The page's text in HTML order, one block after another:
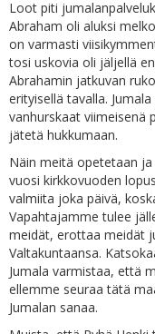
Loot piti
Abraham oli aluksi
on varmasti
tosi uskovia oli jäljellä
Abrahamin jatkuvan
erityisellä tavalla.
vanhurskaat viimeisenä
jätetä hukkumaan.
Näin meitä opetetaan
vuosi kirkkovuoden
valmiita joka päivä,
Vapahtajamme tulee
meidät, erottaa meidät
Valtakuntaansa.
Jumala varmistaa, että
ellemme seuraa tätä
Jumalan sanaa.